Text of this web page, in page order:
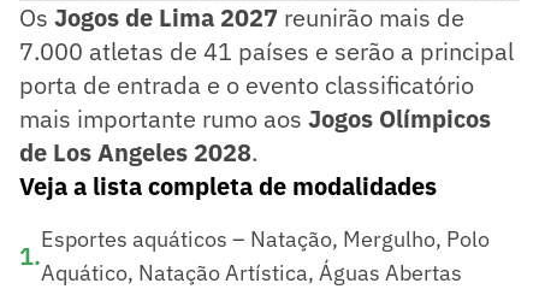
Os Jogos de Lima 2027 reunirão mais de
7.000 atletas de 41 países e serão a principal
porta de entrada e o evento classificatório
mais importante rumo aos Jogos Olímpicos
de Los Angeles 2028.
Veja a lista completa de modalidades
1.
Esportes aquáticos – Natação, Mergulho, Polo
Aquático, Natação Artística, Águas Abertas